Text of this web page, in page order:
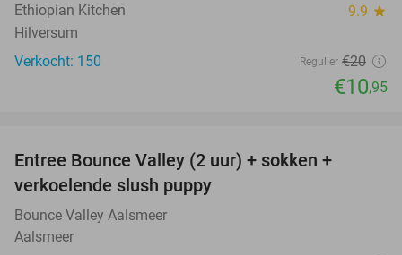
Ethiopian Kitchen 9.9 star
Hilversum
Verkocht: 150
Regulier €20
€10,95
Entree Bounce Valley (2 uur) + sokken +
verkoelende slush puppy
Bounce Valley Aalsmeer
Aalsmeer